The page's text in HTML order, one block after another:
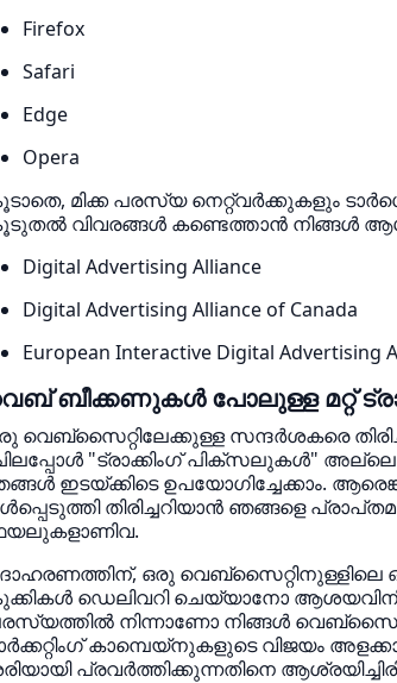
Firefox
Safari
Edge
Opera
മിക്ക പരസ്യ നെറ്റ്‌വർക്കുകളും
വിവരങ്ങൾ കണ്ടെത്താൻ നിങ്ങൾ
Digital Advertising Alliance
Digital Advertising Alliance of Canada
European Interactive Digital Advertising
ബീക്കണുകൾ പോലുള്ള മറ്റ്
വെബ്‌സൈറ്റിലേക്കുള്ള സന്ദർശകരെ
"ട്രാക്കിംഗ് പിക്‌സലുകൾ"
ഇടയ്ക്കിടെ ഉപയോഗിച്ചേക്കാം.
തിരിച്ചറിയാൻ ഞങ്ങളെ
ഒരു വെബ്‌സൈറ്റിനുള്ളിലെ
ഡെലിവറി ചെയ്യാനോ
നിന്നാണോ നിങ്ങൾ
കാമ്പെയ്‌നുകളുടെ വിജയം
പ്രവർത്തിക്കുന്നതിനെ